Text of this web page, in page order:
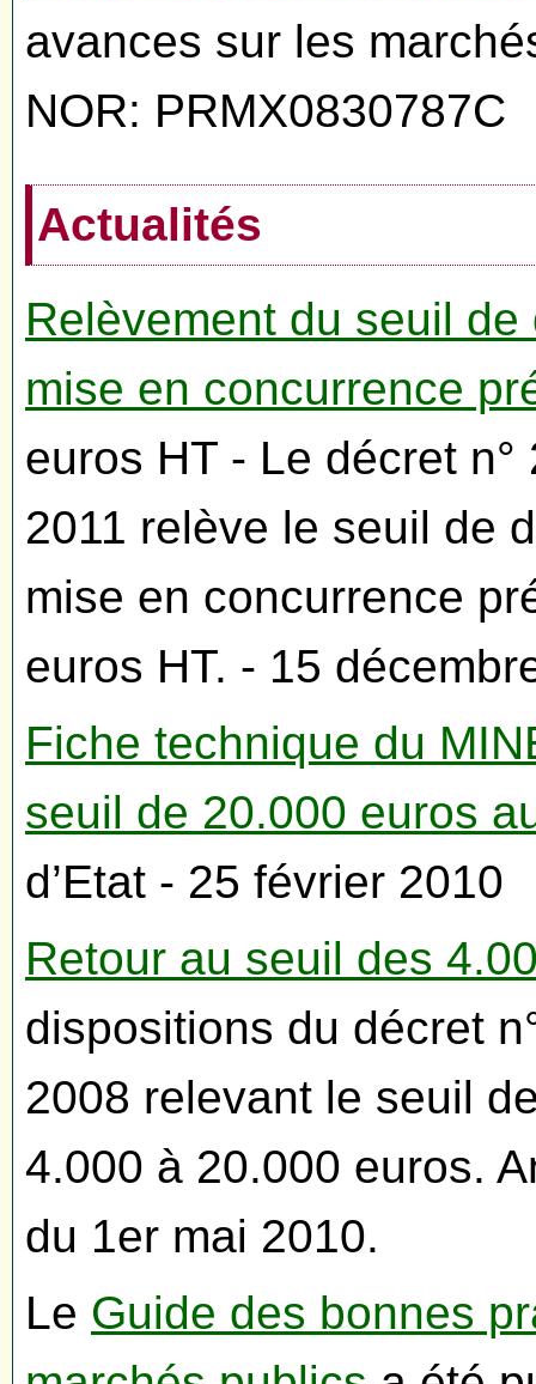
avances sur les
NOR: PRMX0830787C
Actualités
Relèvement du seuil
mise en concurrence
euros HT - Le décret
2011 relève le seuil de
mise en concurrence
euros HT. - 15
Fiche technique du
seuil de 20.000 euros
d’Etat - 25 février 2010
Retour au seuil des
dispositions du décret
2008 relevant le seuil
4.000 à 20.000 euros.
du 1er mai 2010.
Le Guide des bonnes